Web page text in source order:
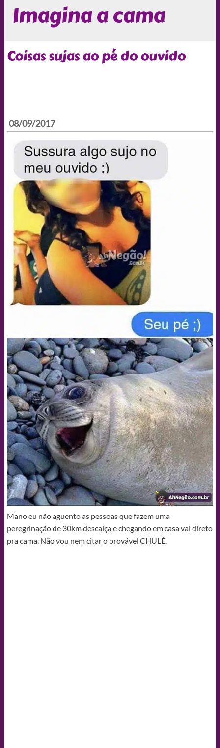
Imagina a cama
Coisas sujas ao pé do ouvido
08/09/2017
Mano eu não aguento as pessoas que fazem uma
peregrinação de 30km descalça e chegando em casa vai direto
pra cama. Não vou nem citar o provável CHULÉ.